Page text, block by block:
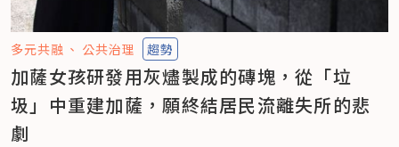
多元共融 公共治理 趨勢
加薩女孩研發用灰燼製成的磚塊，從「垃
圾」中重建加薩，願終結居民流離失所的悲
劇